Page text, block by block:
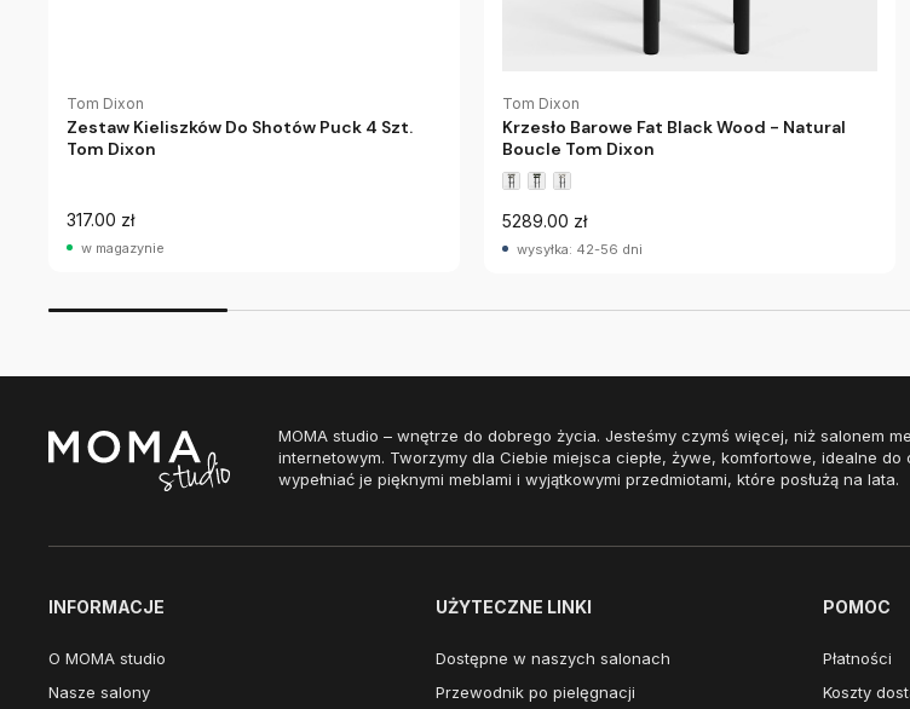
Tom Dixon
Zestaw Kieliszków Do Shotów Puck 4 Szt.
Tom Dixon
317.00 zł
w magazynie
Tom Dixon
Krzesło Barowe Fat Black Wood - Natural
Boucle Tom Dixon
5289.00 zł
wysyłka: 42-56 dni
MOMA studio – wnętrze do dobrego życia. Jesteśmy czymś więcej, niż salonem
internetowym. Tworzymy dla Ciebie miejsca ciepłe, żywe, komfortowe, idealne
wypełniać je pięknymi meblami i wyjątkowymi przedmiotami, które posłużą na lata.
INFORMACJE
O MOMA studio
Nasze salony
UŻYTECZNE LINKI
Dostępne w naszych salonach
Przewodnik po pielęgnacji
POMOC
Płatności
Koszty